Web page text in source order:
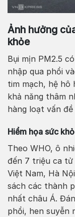
Ảnh hưởng
khỏe
Bụi mịn PM2.5
nhập qua phổi
tim mạch, hệ hô
khả năng thâm
hàng loạt vấn
Hiểm họa sức
Theo WHO, ô
đến 7 triệu ca tử
Việt Nam, Hà
sách các thành
nhất châu Á.
phổi, hen suyễn